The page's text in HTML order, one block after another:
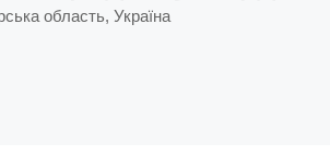
область, Україна